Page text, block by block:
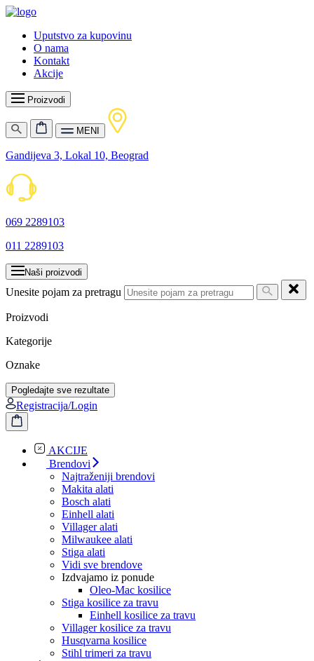
Uputstvo za kupovinu
O nama
Kontakt
Akcije
Proizvodi
MENI
Gandijeva 3, Lokal 10, Beograd
069 2289103
011 2289103
Naši proizvodi
Unesite pojam za pretragu
Proizvodi
Kategorije
Oznake
Pogledajte sve rezultate
Registracija/Login
AKCIJE
Brendovi
Najtraženiji brendovi
Makita alati
Bosch alati
Einhell alati
Villager alati
Milwaukee alati
Stiga alati
Vidi sve brendove
Izdvajamo iz ponude
Oleo-Mac kosilice
Stiga kosilice za travu
Einhell kosilice za travu
Villager kosilice za travu
Husqvarna kosilice
Stihl trimeri za travu